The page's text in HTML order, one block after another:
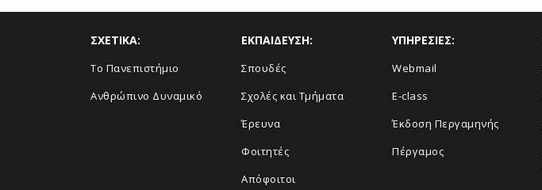
ΣΧΕΤΙΚΑ:
Το Πανεπιστήμιο
Ανθρώπινο Δυναμικό
ΕΚΠΑΙΔΕΥΣΗ:
Σπουδές
Σχολές και Τμήματα
Έρευνα
Φοιτητές
Απόφοιτοι
ΥΠΗΡΕΣΙΕΣ:
Webmail
E-class
Έκδοση Περγαμηνής
Πέργαμος